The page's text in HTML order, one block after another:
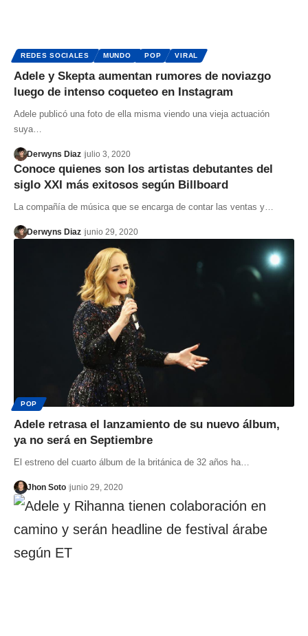
REDES SOCIALES MUNDO POP VIRAL
Adele y Skepta aumentan rumores de noviazgo
luego de intenso coqueteo en Instagram
Adele publicó una foto de ella misma viendo una vieja actuación
suya…
Derwyns Diaz julio 3, 2020
Conoce quienes son los artistas debutantes del
siglo XXI más exitosos según Billboard
La compañía de música que se encarga de contar las ventas y…
Derwyns Diaz junio 29, 2020
POP
Adele retrasa el lanzamiento de su nuevo álbum,
ya no será en Septiembre
El estreno del cuarto álbum de la británica de 32 años ha…
Jhon Soto junio 29, 2020